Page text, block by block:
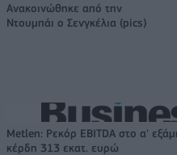
Ανακοινώθηκε από την
Ντουμπάι ο Σενγκέλια (pics)
Metlen: Ρεκόρ EBITDA στο α'
κέρδη 313 εκατ. ευρώ